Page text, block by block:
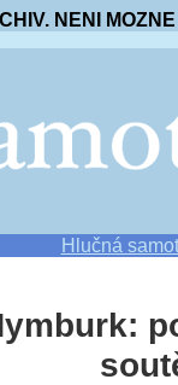
NENI
Hlučná